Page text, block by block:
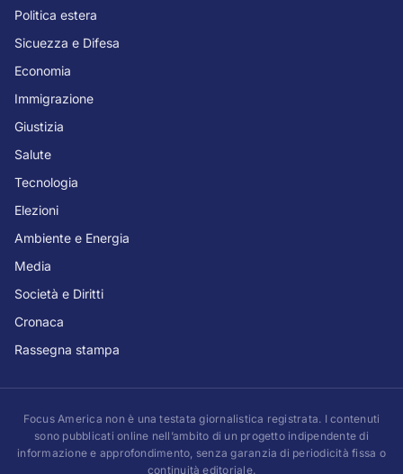
Politica estera
Sicuezza e Difesa
Economia
Immigrazione
Giustizia
Salute
Tecnologia
Elezioni
Ambiente e Energia
Media
Società e Diritti
Cronaca
Rassegna stampa
Focus America non è una testata giornalistica registrata. I contenuti
sono pubblicati online nell’ambito di un progetto indipendente di
informazione e approfondimento, senza garanzia di periodicità fissa o
continuità editoriale.